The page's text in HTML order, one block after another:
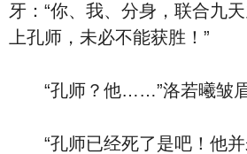
牙：“你、我、分身，联合九
上孔师，未必不能获胜！”
“孔师？他……”洛若曦皱眉
“孔师已经死了是吧！他并